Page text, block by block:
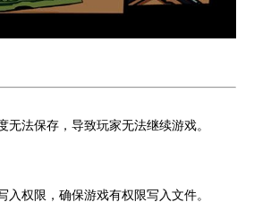
无法保存，导致玩家无法继续游戏。
入权限，确保游戏有权限写入文件。